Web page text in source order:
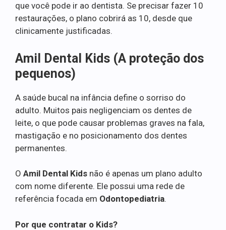
que você pode ir ao dentista. Se precisar fazer 10
restaurações, o plano cobrirá as 10, desde que
clinicamente justificadas.
Amil Dental Kids (A proteção dos
pequenos)
A saúde bucal na infância define o sorriso do
adulto. Muitos pais negligenciam os dentes de
leite, o que pode causar problemas graves na fala,
mastigação e no posicionamento dos dentes
permanentes.
O Amil Dental Kids não é apenas um plano adulto
com nome diferente. Ele possui uma rede de
referência focada em Odontopediatria.
Por que contratar o Kids?